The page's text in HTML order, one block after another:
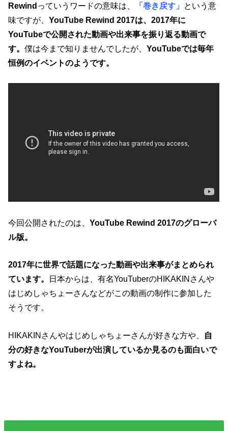
Rewindっていうワードの意味は、 「巻き戻す」
という意
味ですが、YouTube Rewind 2017は、2017年に
YouTubeで公開された動画や出来事を振り返る動画で
す。僕は今まで知りませんでしたが、YouTubeでは毎年
恒例のイベントのようです。
今回公開されたのは、YouTube Rewind 2017のグローバ
ル版。
2017年に世界で話題になった動画や出来事がまとめられ
ています。 日本からは、有名YouTuberのHIKAKINさんや
はじめしゃちょーさんなどがこの動画の制作に参加した
そうです。
HIKAKINさんやはじめしゃちょーさんが好きな方や、 自
分の好きなYouTuberが出演しているか見るのも面白いで
すよね。